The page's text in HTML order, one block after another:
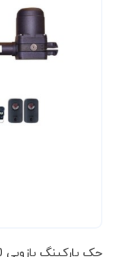
جک پارکینگ بازویی FAB 400